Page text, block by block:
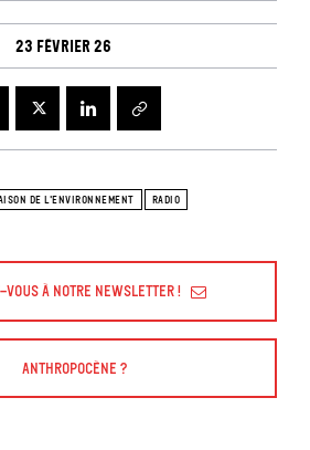
23 février 26
DE L'ENVIRONNEMENT RADIO
vous à Notre Newsletter !
Anthropocène ?